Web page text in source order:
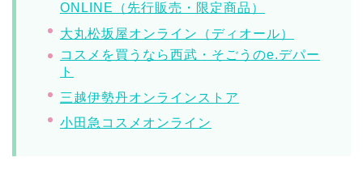
ONLINE（先行販売・限定商品）
大丸松坂屋オンライン（ディオール）
コスメを買うなら西武・そごうのe.デパー
ト
三越伊勢丹オンラインストア
小田急コスメオンライン